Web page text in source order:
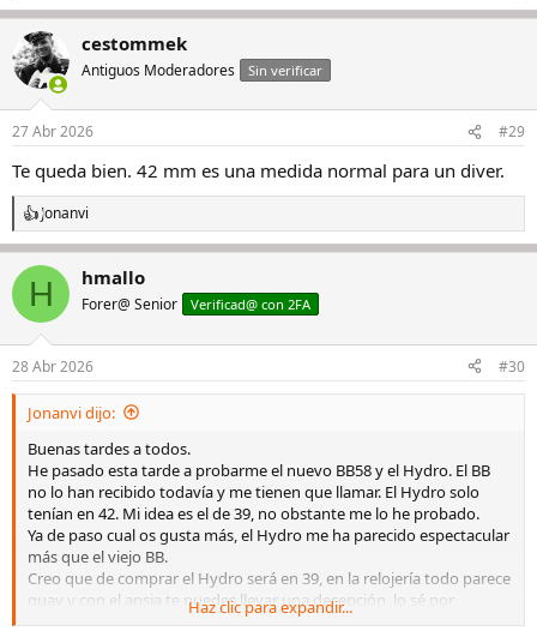
e
a
c
c
i
e
:
cestommek
Antiguos Moderadores Sin verificar
27 Abr 2026 #29
Te queda bien. 42 mm es una medida normal para un diver.
R
e
c
i
e
s
Jonanvi
H hmallo
Forer@ Senior Verificad@ con 2FA
28 Abr 2026 #30
Jonanvi dijo:
Buenas tardes a todos.
He pasado esta tarde a probarme el nuevo BB58 y el Hydro. El BB
no lo han recibido todavía y me tienen que llamar. El Hydro solo
tenían en 42. Mi idea es el de 39, no obstante me lo he probado.
Ya de paso cual os gusta más, el Hydro me ha parecido espectacular
más que el viejo BB.
Creo que de comprar el Hydro será en 39, en la relojería todo parece
guay y con el ansia te puedes llevar una decepción, lo sé por
experiencia. El 42 se ve imponente, aunque no me quede mal.
Haz clic para expandir...